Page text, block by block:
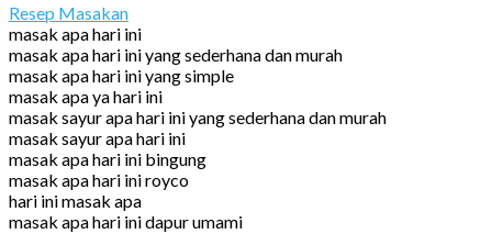
Resep Masakan
masak apa hari ini
masak apa hari ini yang sederhana dan murah
masak apa hari ini yang simple
masak apa ya hari ini
masak sayur apa hari ini yang sederhana dan murah
masak sayur apa hari ini
masak apa hari ini bingung
masak apa hari ini royco
hari ini masak apa
masak apa hari ini dapur umami